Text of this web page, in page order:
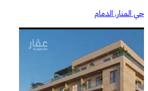
حي المنار, الدمام